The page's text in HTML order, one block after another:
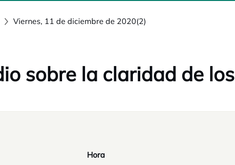
Viernes, 11 de diciembre de 2020(2)
sobre la claridad de los
Hora